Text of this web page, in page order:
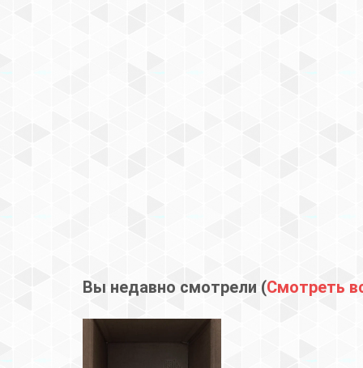
Вы недавно смотрели (Смотреть